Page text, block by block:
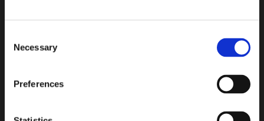
Selection
Necessary
Preferences